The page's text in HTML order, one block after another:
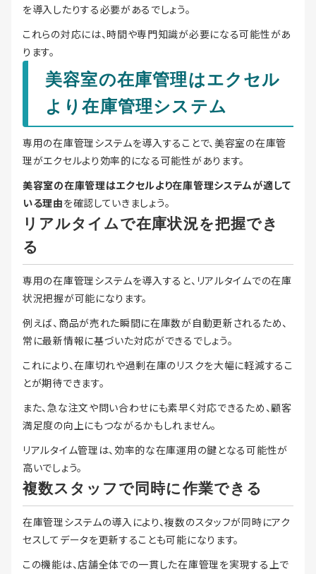
を導入したりする必要があるでしょう。
これらの対応には、時間や専門知識が必要になる可能性があ
ります。
美容室の在庫管理はエクセル
より在庫管理システム
専用の在庫管理システムを導入することで、美容室の在庫管
理がエクセルより効率的になる可能性があります。
美容室の在庫管理はエクセルより在庫管理システムが適して
いる理由を確認していきましょう。
リアルタイムで在庫状況を把握でき
る
専用の在庫管理システムを導入すると、リアルタイムでの在庫
状況把握が可能になります。
例えば、商品が売れた瞬間に在庫数が自動更新されるため、
常に最新情報に基づいた対応ができるでしょう。
これにより、在庫切れや過剰在庫のリスクを大幅に軽減するこ
とが期待できます。
また、急な注文や問い合わせにも素早く対応できるため、顧客
満足度の向上にもつながるかもしれません。
リアルタイム管理は、効率的な在庫運用の鍵となる可能性が
高いでしょう。
複数スタッフで同時に作業できる
在庫管理システムの導入により、複数のスタッフが同時にアク
セスしてデータを更新することも可能になります。
この機能は、店舗全体での一貫した在庫管理を実現する上で